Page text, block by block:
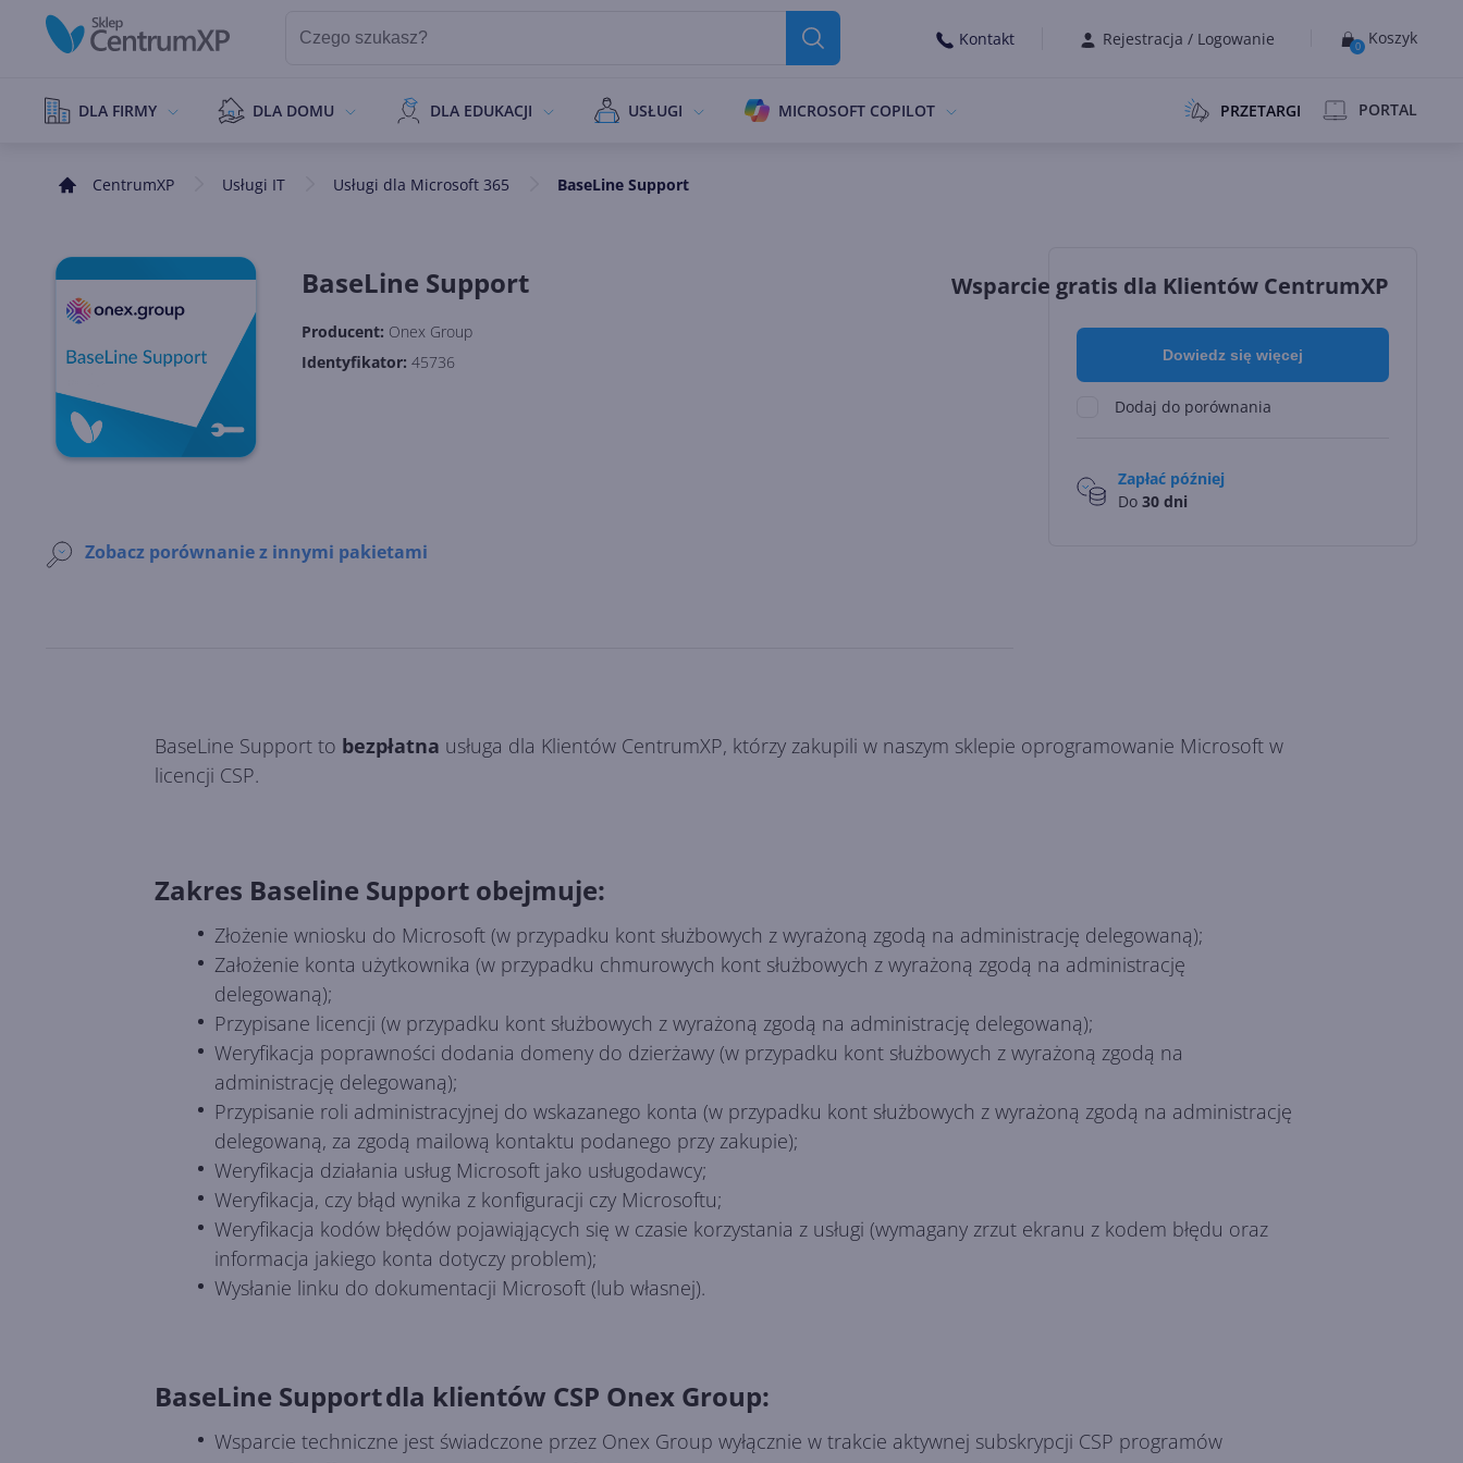
Kontakt Rejestracja / Logowanie 0 Koszyk
DLA FIRMY DLA DOMU DLA EDUKACJI USŁUGI MICROSOFT COPILOT PRZETARGI PORTAL
CentrumXP Usługi IT Usługi dla Microsoft 365 BaseLine Support
BaseLine Support Wsparcie gratis dla Klientów CentrumXP
Dowiedz się więcej
Dodaj do porównania
Zapłać później
Do 30 dni
Producent: Onex Group
Identyfikator: 45736
Zobacz porównanie z innymi pakietami
BaseLine Support to bezpłatna usługa dla Klientów CentrumXP, którzy zakupili w naszym sklepie oprogramowanie Microsoft w
licencji CSP.
Zakres Baseline Support obejmuje:
Złożenie wniosku do Microsoft (w przypadku kont służbowych z wyrażoną zgodą na administrację delegowaną);
Założenie konta użytkownika (w przypadku chmurowych kont służbowych z wyrażoną zgodą na administrację
delegowaną);
Przypisane licencji (w przypadku kont służbowych z wyrażoną zgodą na administrację delegowaną);
Weryfikacja poprawności dodania domeny do dzierżawy (w przypadku kont służbowych z wyrażoną zgodą na
administrację delegowaną);
Przypisanie roli administracyjnej do wskazanego konta (w przypadku kont służbowych z wyrażoną zgodą na administrację
delegowaną, za zgodą mailową kontaktu podanego przy zakupie);
Weryfikacja działania usług Microsoft jako usługodawcy;
Weryfikacja, czy błąd wynika z konfiguracji czy Microsoftu;
Weryfikacja kodów błędów pojawiąjących się w czasie korzystania z usługi (wymagany zrzut ekranu z kodem błędu oraz
informacja jakiego konta dotyczy problem);
Wysłanie linku do dokumentacji Microsoft (lub własnej).
BaseLine Support dla klientów CSP Onex Group:
Wsparcie techniczne jest świadczone przez Onex Group wyłącznie w trakcie aktywnej subskrypcji CSP programów